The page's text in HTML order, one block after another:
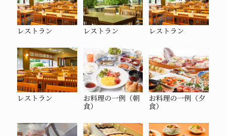
レストラン レストラン レストラン
レストラン
お料理の一例（朝
食）
お料理の一例（夕
食）